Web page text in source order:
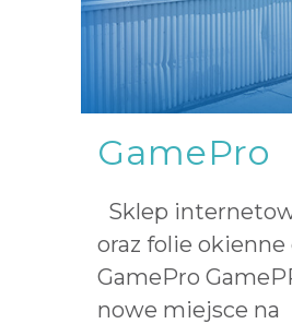
GamePro
Sklep
oraz folie okienne
GamePro
nowe miejsce na